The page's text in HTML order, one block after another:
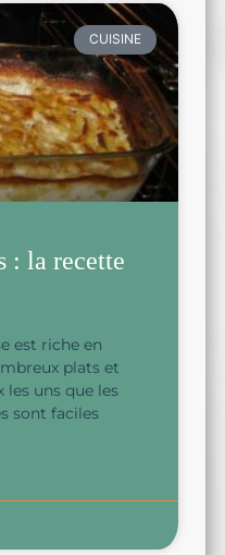
CUISINE
: la recette
est riche en
plats et
les uns que les
sont faciles